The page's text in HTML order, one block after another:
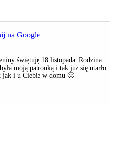
na Google
świętuję 18 listopada. Rodzina
moją patronką i tak już się utarło.
jak i u Ciebie w domu 🙂